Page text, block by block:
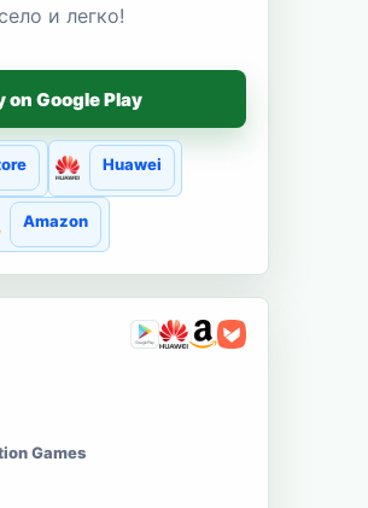
и легко!
on Google Play
Huawei
Amazon
Games